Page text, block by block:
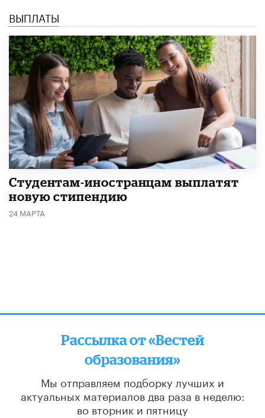
ВЫПЛАТЫ
Студентам-иностранцам выплатят
новую стипендию
24 МАРТА
Рассылка от «Вестей
образования»
Мы отправляем подборку лучших и
актуальных материалов два раза в неделю:
во вторник и пятницу